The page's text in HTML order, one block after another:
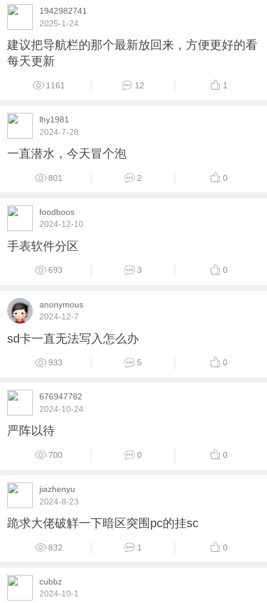
1942982741
2025-1-24
建议把导航栏的那个最新放回来，方便更好的看
每天更新
1161 12 1
lhy1981
2024-7-28
一直潜水，今天冒个泡
801 2 0
foodboos
2024-12-10
手表软件分区
693 3 0
anonymous
2024-12-7
sd卡一直无法写入怎么办
933 5 0
676947782
2024-10-24
严阵以待
700 0 0
jiazhenyu
2024-8-23
跪求大佬破觧一下暗区突围pc的挂sc
832 1 0
cubbz
2024-10-1